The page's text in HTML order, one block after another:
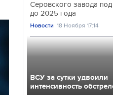
Серовского завода
до 2025 года
Новости 18 Ноября 17:14
ВСУ за сутки удвоили
интенсивность